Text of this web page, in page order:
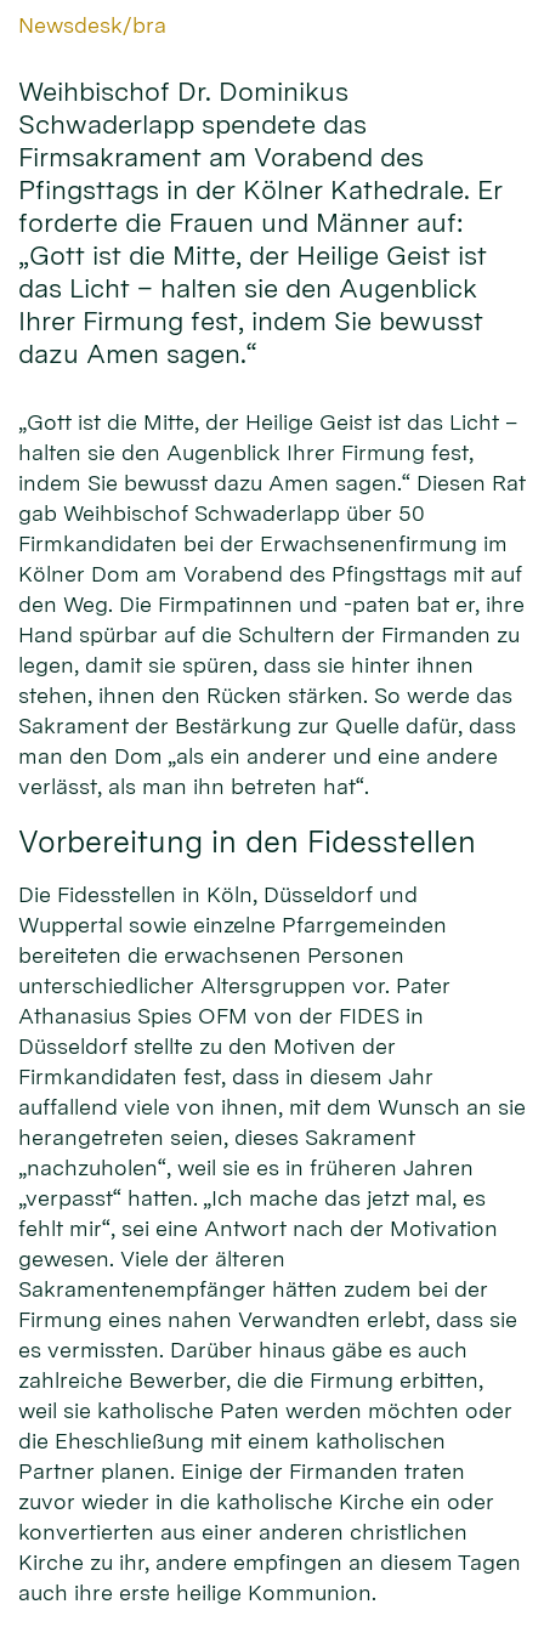
Von:
Newsdesk/bra
Weihbischof Dr. Dominikus
Schwaderlapp spendete das
Firmsakrament am Vorabend des
Pfingsttags in der Kölner Kathedrale. Er
forderte die Frauen und Männer auf:
„Gott ist die Mitte, der Heilige Geist ist
das Licht – halten sie den Augenblick
Ihrer Firmung fest, indem Sie bewusst
dazu Amen sagen.“
„Gott ist die Mitte, der Heilige Geist ist das Licht –
halten sie den Augenblick Ihrer Firmung fest,
indem Sie bewusst dazu Amen sagen.“ Diesen Rat
gab Weihbischof Schwaderlapp über 50
Firmkandidaten bei der Erwachsenenfirmung im
Kölner Dom am Vorabend des Pfingsttags mit auf
den Weg. Die Firmpatinnen und -paten bat er, ihre
Hand spürbar auf die Schultern der Firmanden zu
legen, damit sie spüren, dass sie hinter ihnen
stehen, ihnen den Rücken stärken. So werde das
Sakrament der Bestärkung zur Quelle dafür, dass
man den Dom „als ein anderer und eine andere
verlässt, als man ihn betreten hat“.
Vorbereitung in den Fidesstellen
Die Fidesstellen in Köln, Düsseldorf und
Wuppertal sowie einzelne Pfarrgemeinden
bereiteten die erwachsenen Personen
unterschiedlicher Altersgruppen vor. Pater
Athanasius Spies OFM von der FIDES in
Düsseldorf stellte zu den Motiven der
Firmkandidaten fest, dass in diesem Jahr
auffallend viele von ihnen, mit dem Wunsch an sie
herangetreten seien, dieses Sakrament
„nachzuholen“, weil sie es in früheren Jahren
„verpasst“ hatten. „Ich mache das jetzt mal, es
fehlt mir“, sei eine Antwort nach der Motivation
gewesen. Viele der älteren
Sakramentenempfänger hätten zudem bei der
Firmung eines nahen Verwandten erlebt, dass sie
es vermissten. Darüber hinaus gäbe es auch
zahlreiche Bewerber, die die Firmung erbitten,
weil sie katholische Paten werden möchten oder
die Eheschließung mit einem katholischen
Partner planen. Einige der Firmanden traten
zuvor wieder in die katholische Kirche ein oder
konvertierten aus einer anderen christlichen
Kirche zu ihr, andere empfingen an diesem Tagen
auch ihre erste heilige Kommunion.